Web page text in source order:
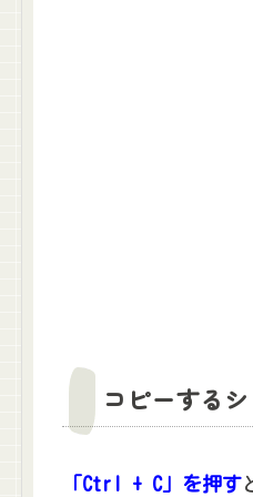
コピーする
「Ctrl + C」を押す